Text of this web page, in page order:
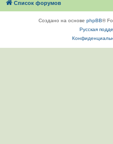
Список форумов
Создано на основе phpBB®
Русская